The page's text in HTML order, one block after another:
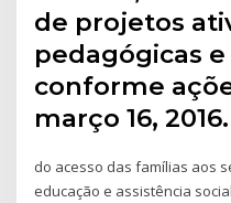
de projetos
pedagógicas
conforme
março 16, 2016.
do acesso das famílias aos
educação e assistência